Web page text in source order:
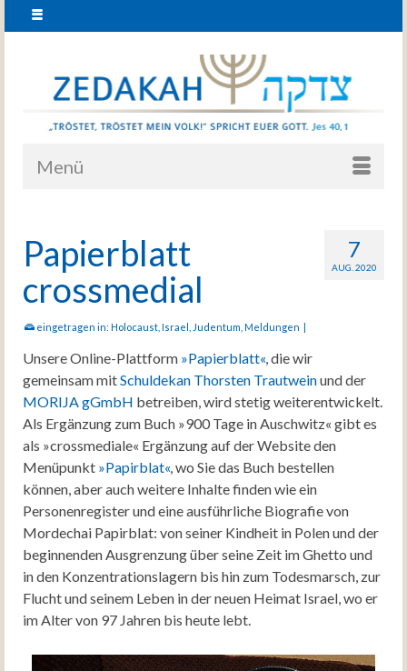
Menü
7
AUG. 2020
Papierblatt
crossmedial
eingetragen in: Holocaust Israel Judentum Meldungen |
Unsere Online-Plattform »Papierblatt« , die wir
gemeinsam mitSchuldekan Thorsten Trautweinund der
MORIJA gGmbH betreiben, wird stetig weiterentwickelt.
Als Ergänzung zum Buch »900 Tage in Auschwitz« gibt es
als »crossmediale« Ergänzung auf der Website den
Menüpunkt »Papirblat« , wo Sie das Buch bestellen
können, aber auch weitere Inhalte finden wie ein
Personenregister und eine ausführliche Biografie von
Mordechai Papirblat: von seiner Kindheit in Polen und der
beginnenden Ausgrenzung über seine Zeit im Ghetto und
in den Konzentrationslagern bis hin zum Todesmarsch, zur
Flucht und seinem Leben in der neuen Heimat Israel, wo er
im Alter von 97 Jahren bis heute lebt.